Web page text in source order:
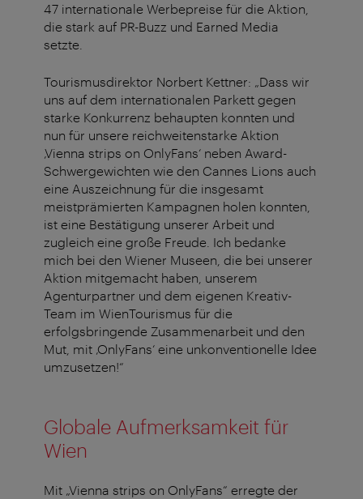
47 internationale Werbepreise für die Aktion,
die stark auf PR-Buzz und Earned Media
setzte.
Tourismusdirektor Norbert Kettner: „Dass wir
uns auf dem internationalen Parkett gegen
starke Konkurrenz behaupten konnten und
nun für unsere reichweitenstarke Aktion
‚Vienna strips on OnlyFans‘ neben Award-
Schwergewichten wie den Cannes Lions auch
eine Auszeichnung für die insgesamt
meistprämierten Kampagnen holen konnten,
ist eine Bestätigung unserer Arbeit und
zugleich eine große Freude. Ich bedanke
mich bei den Wiener Museen, die bei unserer
Aktion mitgemacht haben, unserem
Agenturpartner und dem eigenen Kreativ-
Team im WienTourismus für die
erfolgsbringende Zusammenarbeit und den
Mut, mit ‚OnlyFans‘ eine unkonventionelle Idee
umzusetzen!“
Globale Aufmerksamkeit für
Wien
Mit „Vienna strips on OnlyFans“ erregte der